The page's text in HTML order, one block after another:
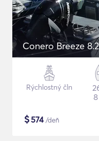
Conero Breeze
Rýchlostný čln
$574/deň